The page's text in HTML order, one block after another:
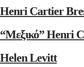
Henri Cartier
“Μεξικό” Henri
Helen Levitt